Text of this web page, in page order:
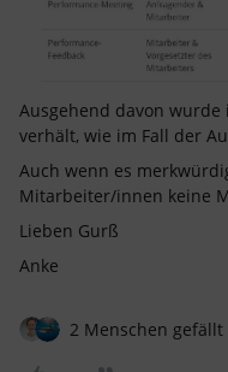
Ausgehend davon wurde
verhält, wie im Fall der
Auch wenn es
Mitarbeiter/innen keine
Lieben Gurß
Anke
2 Menschen gefällt